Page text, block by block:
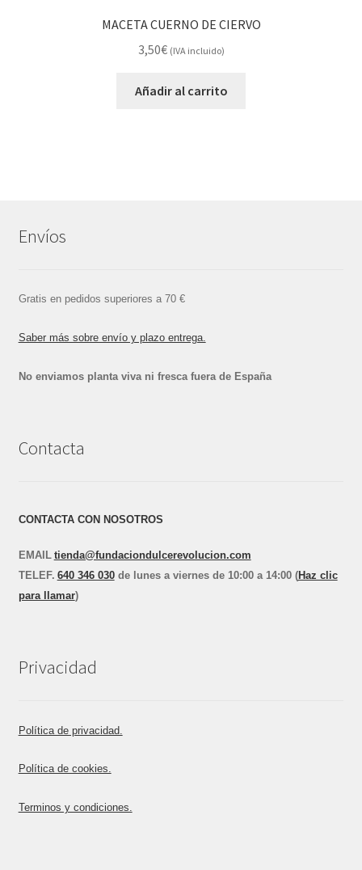
MACETA CUERNO DE CIERVO
3,50€ (IVA incluido)
Añadir al carrito
Envíos
Gratis en pedidos superiores a 70 €
Saber más sobre envío y plazo entrega.
No enviamos planta viva ni fresca fuera de España
Contacta
CONTACTA CON NOSOTROS
EMAIL tienda@fundaciondulcerevolucion.com
TELE F. 640 346 030de lunes a viernes de 10:00 a 14:00 (Haz clic
para llamar)
Privacidad
Política de privacidad.
Política de cookies.
Terminos y condiciones.